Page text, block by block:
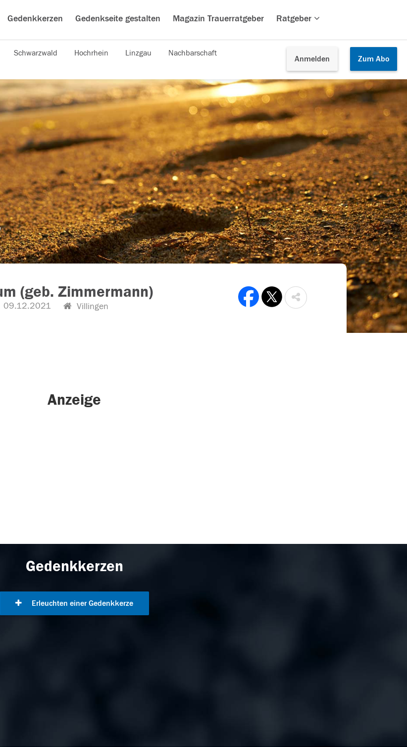
Gedenkkerzen Gedenkseite gestalten Magazin Trauerratgeber Ratgeber
Anmelden Zum Abo
Schwarzwald Hochrhein Linzgau Nachbarschaft
(geb. Zimmermann)
09.12.2021 Villingen
Anzeige
Gedenkkerzen
Erleuchten einer Gedenkkerze